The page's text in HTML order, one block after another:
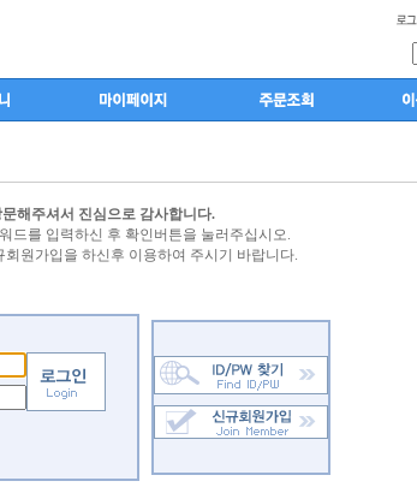
해주셔서 진심으로 감사합니다.
드를 입력하신 후 확인버튼을 눌러주십시오.
원가입을 하신후 이용하여 주시기 바랍니다.